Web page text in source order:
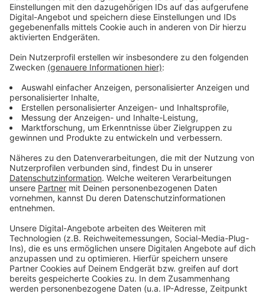
November im Thalia Theater in Hamburg verliehen. Im
vergangenen Jahr fand die festliche Verleihung im
Düsseldorfer Schauspielhaus statt.
Anzeige
Weitere Infos und Links zum Thema:
Anzeige
Spielzeiteröffnung am Schauspielhaus
Informationen zum Theaterpreis Faust
Düsseldorfer Schauspiel blickt positiv auf
Anzeige